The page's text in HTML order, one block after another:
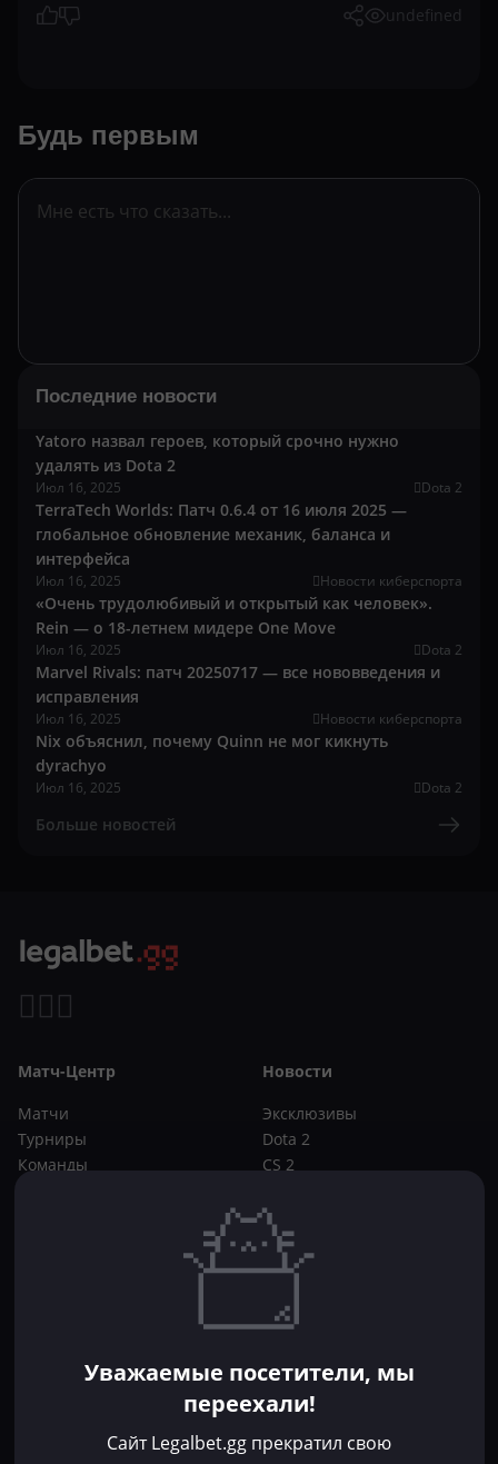
undefined
Будь первым
Последние новости
Yatoro назвал героев, который срочно нужно
удалять из Dota 2
Июл 16, 2025 Dota 2
TerraTech Worlds: Патч 0.6.4 от 16 июля 2025 —
глобальное обновление механик, баланса и
интерфейса
Июл 16, 2025 Новости киберспорта
«Очень трудолюбивый и открытый как человек».
Rein — о 18-летнем мидере One Move
Июл 16, 2025 Dota 2
Marvel Rivals: патч 20250717 — все нововведения и
исправления
Июл 16, 2025 Новости киберспорта
Nix объяснил, почему Quinn не мог кикнуть
dyrachyo
Июл 16, 2025 Dota 2
Больше новостей
Матч-Центр
Матчи
Турниры
Команды
Новости
Эксклюзивы
Dota 2
CS 2
Букмекеры
CS 2
Фрибеты
Без депозита
Уважаемые посетители, мы
переехали!
Сайт Legalbet.gg прекратил свою